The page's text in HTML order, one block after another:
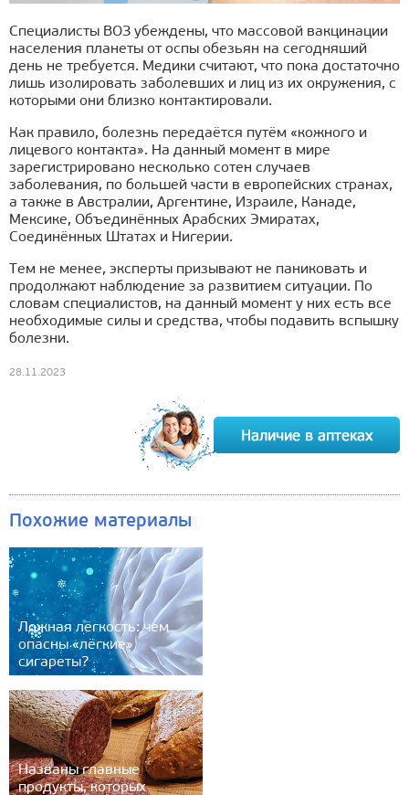
Специалисты ВОЗ убеждены, что массовой вакцинации
населения планеты от оспы обезьян на сегодняший
день не требуется. Медики считают, что пока достаточно
лишь изолировать заболевших и лиц из их окружения, с
которыми они близко контактировали.
Как правило, болезнь передаётся путём «кожного и
лицевого контакта». На данный момент в мире
зарегистрировано несколько сотен случаев
заболевания, по большей части в европейских странах,
а также в Австралии, Аргентине, Израиле, Канаде,
Мексике, Объединённых Арабских Эмиратах,
Соединённых Штатах и Нигерии.
Тем не менее, эксперты призывают не паниковать и
продолжают наблюдение за развитием ситуации. По
словам специалистов, на данный момент у них есть все
необходимые силы и средства, чтобы подавить вспышку
болезни.
28.11.2023
Похожие материалы
Ложная лёгкость: чем
опасны «лёгкие»
сигареты?
Названы главные
продукты, которых